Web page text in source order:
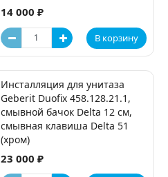
14 000 ₽
В корзину
Инсталляция для унитаза
Geberit Duofix 458.128.21.1,
смывной бачок Delta 12 см,
смывная клавиша Delta 51
(хром)
23 000 ₽